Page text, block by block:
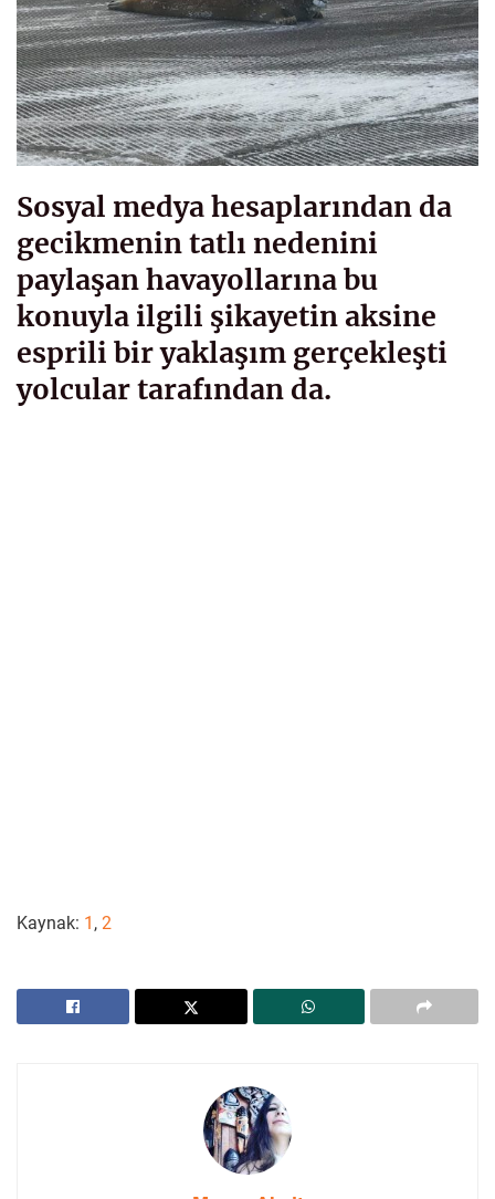
Sosyal medya hesaplarından da
gecikmenin tatlı nedenini
paylaşan havayollarına bu
konuyla ilgili şikayetin aksine
esprili bir yaklaşım gerçekleşti
yolcular tarafından da.
Kaynak: 1 , 2